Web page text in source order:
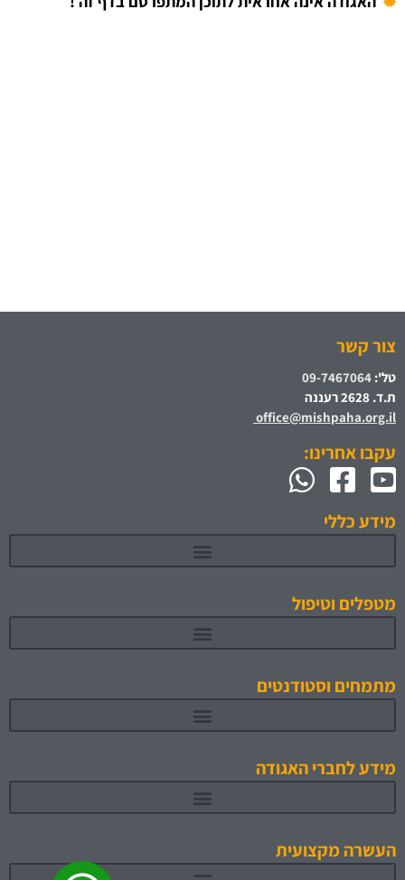
צור קשר
טל': 09-7467064
ת.ד. 2628 רעננה
office@mishpaha.org.il
עקבו אחרינו:
מידע כללי
מטפלים וטיפול
מתמחים וסטודנטים
מידע לחברי האגודה
העשרה מקצועית